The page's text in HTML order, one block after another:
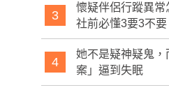
3
懷疑伴侶行蹤異
社前必懂3要3不要
4
她不是疑神疑鬼
案」逼到失眠